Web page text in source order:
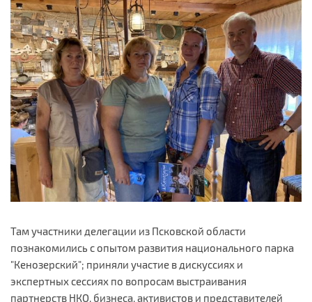
Там участники делегации из Псковской области
познакомились с опытом развития национального парка
"Кенозерский"; приняли участие в дискуссиях и
экспертных сессиях по вопросам выстраивания
партнерств НКО, бизнеса, активистов и представителей